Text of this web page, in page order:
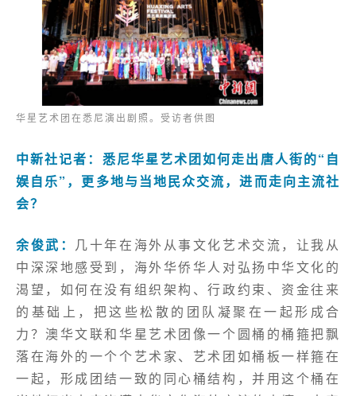
华星艺术团在悉尼演出剧照。受访者供图
中新社记者：悉尼华星艺术团如何走出唐人街的“自
娱自乐”，更多地与当地民众交流，进而走向主流社
会？
余俊武： 几十年在海外从事文化艺术交流，让我从
中深深地感受到，海外华侨华人对弘扬中华文化的
渴望，如何在没有组织架构、行政约束、资金往来
的基础上，把这些松散的团队凝聚在一起形成合
力？澳华文联和华星艺术团像一个圆桶的桶箍把飘
落在海外的一个个艺术家、艺术团如桶板一样箍在
一起，形成团结一致的同心桶结构，并用这个桶在